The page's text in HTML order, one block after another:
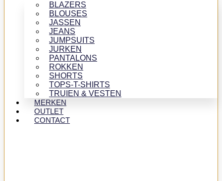
BLAZERS
BLOUSES
JASSEN
JEANS
JUMPSUITS
JURKEN
PANTALONS
ROKKEN
SHORTS
TOPS-T-SHIRTS
TRUIEN & VESTEN
MERKEN
OUTLET
CONTACT